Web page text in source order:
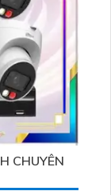
CHUYÊN